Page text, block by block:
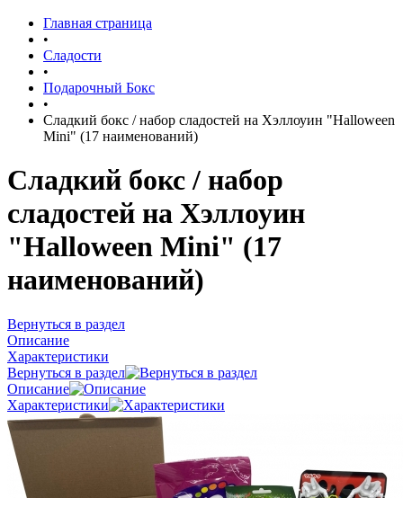
Главная страница
•
Сладости
•
Подарочный Бокс
•
Сладкий бокс / набор сладостей на Хэллоуин "Halloween
Mini" (17 наименований)
Сладкий бокс / набор
сладостей на Хэллоуин
"Halloween Mini" (17
наименований)
Вернуться в раздел
Описание
Характеристики
Вернуться в раздел
Описание
Характеристики